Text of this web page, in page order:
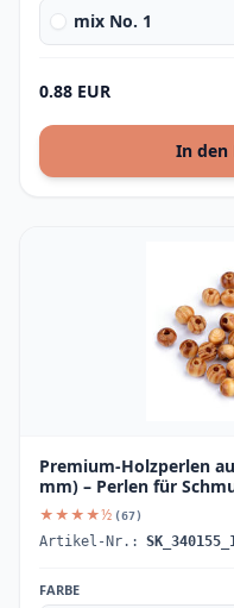
mix No. 1
0.88 EUR
In den
Premium-Holzperlen
mm) – Perlen für
★★★★½ (67)
Artikel-Nr.:
FARBE